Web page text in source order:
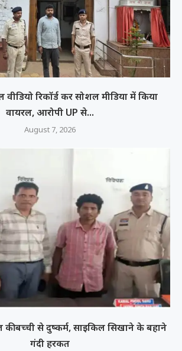
रिकॉर्ड कर सोशल मीडिया में किया
वायरल, आरोपी UP से...
August 7, 2026
की बच्ची से दुष्कर्म, साइकिल सिखाने के बहाने
गंदी हरकत